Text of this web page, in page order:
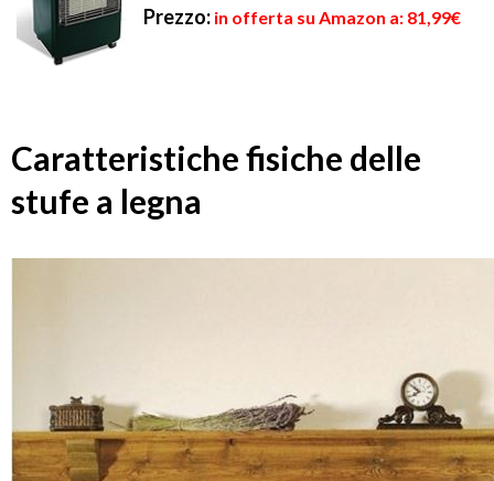
Prezzo: in offerta su Amazon a: 81,99€
Caratteristiche fisiche delle
stufe a legna